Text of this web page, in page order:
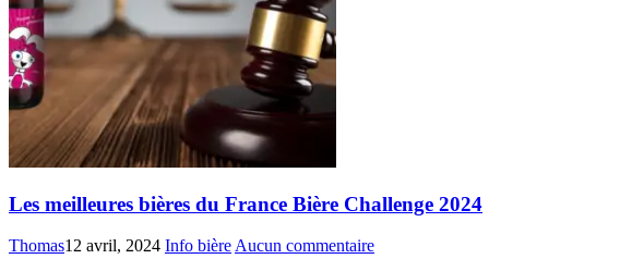
Les meilleures bières du France Bière Challenge 2024
Thomas12 avril, 2024 Info bière Aucun commentaire